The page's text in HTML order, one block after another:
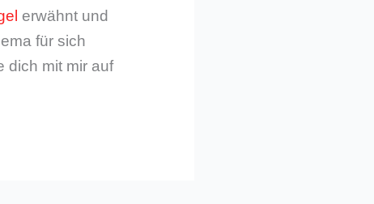
erwähnt und
für sich
dich mit mir auf